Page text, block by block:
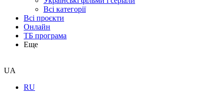
Всі категорії
Всі проєкти
Онлайн
ТБ програма
Еще
UA
RU